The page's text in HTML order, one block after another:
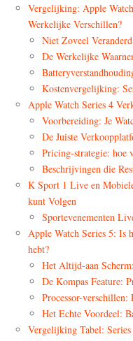
Vergelijking: Apple
Werkelijke Verschillen?
Niet Zoveel
De Werkelijke
Kostenvergelijking:
Apple Watch Series 4
Voorbereiding: Je
De Juiste
Pricing-strategie: hoe
Beschrijvingen die
K Sport 1 Live en
kunt Volgen
Sportevenementen
Apple Watch Series 5: Is
hebt?
Het Altijd-aan
De Kompas Feature:
Processor-
Het Echte Voordeel:
Vergelijking Tabel: